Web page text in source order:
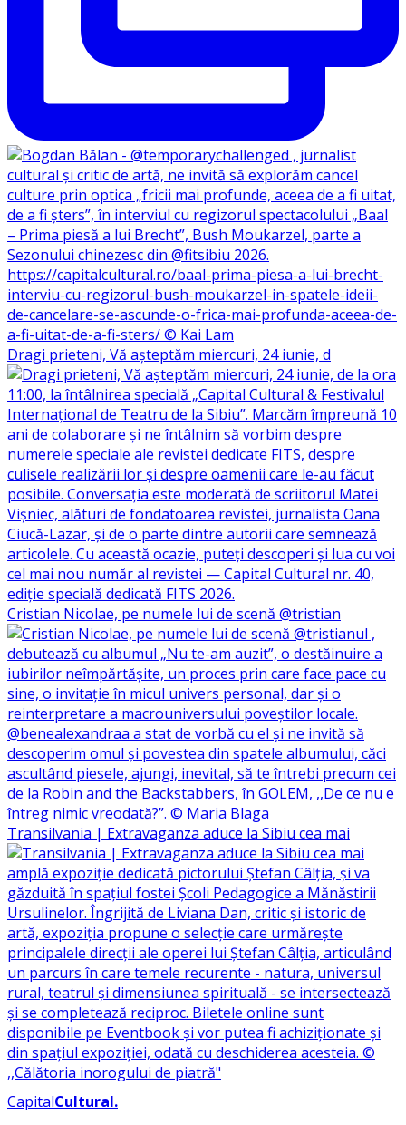
Dragi prieteni, Vă așteptăm miercuri, 24 iunie, d
Cristian Nicolae, pe numele lui de scenă @tristian
Transilvania | Extravaganza aduce la Sibiu cea mai
CapitalCultural.